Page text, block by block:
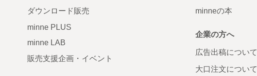
ダウンロード販売
minne PLUS
minne LAB
販売支援企画・イベント
minneの本
企業の方へ
広告出稿について
大口注文について